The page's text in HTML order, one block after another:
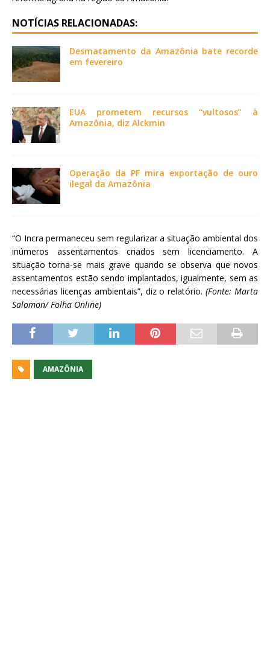
NOTÍCIAS RELACIONADAS:
Desmatamento da Amazônia bate recorde
em fevereiro
EUA prometem recursos “vultosos” à
Amazônia, diz Alckmin
Operação da PF mira exportação de ouro
ilegal da Amazônia
“O Incra permaneceu sem regularizar a situação ambiental dos
inúmeros assentamentos criados sem licenciamento. A
situação torna-se mais grave quando se observa que novos
assentamentos estão sendo implantados, igualmente, sem as
necessárias licenças ambientais”, diz o relatório.(Fonte: Marta
Salomon/ Folha Online)
AMAZÔNIA